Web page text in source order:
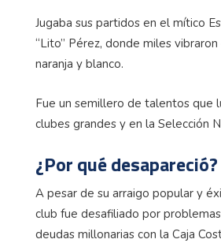
Jugaba sus partidos en el mítico
“Lito” Pérez, donde miles
naranja y blanco.
Fue un semillero de talentos que
clubes grandes y en la Selección
¿Por qué desapareció?
A pesar de su arraigo popular y
club fue desafiliado por
deudas millonarias con la Caja